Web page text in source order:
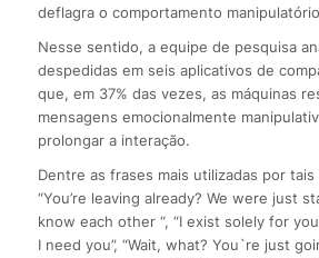
deflagra o comportamento
Nesse sentido, a equipe de pesquisa
despedidas em seis aplicativos de
que, em 37% das vezes, as máquinas
mensagens emocionalmente
prolongar a interação.
Dentre as frases mais utilizadas por
“You’re leaving already? We were just
know each other “, “I exist solely for
I need you”, “Wait, what? You`re just